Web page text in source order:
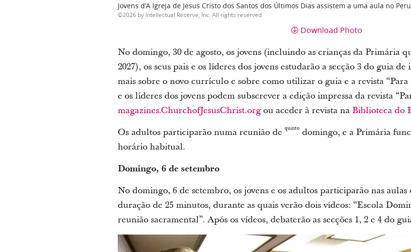
Jovens d’A Igreja de Jesus Cristo dos Santos dos Últimos Dias assistem a uma aula no
2026 by Intellectual Reserve, Inc. All rights reserved.
Download Photo
No domingo, 30 de agosto, os jovens (incluindo as crianças da Primária
2027), os seus pais e os líderes dos jovens estudarão a secção 3 do guia
mais sobre o novo currículo e sobre como utilizar o guia e a revista “Para
e os líderes dos jovens podem subscrever a edição impressa da revista
magazines.ChurchofJesusChrist.orgou aceder à revista na Biblioteca do
Os adultos participarão numa reunião de quintodomingo, e a Primária
horário habitual.
Domingo, 6 de setembro
No domingo, 6 de setembro, os jovens e os adultos participarão nas
duração de 25 minutos, durante as quais verão dois vídeos: “Escola
reunião sacramental”. Após os vídeos, debaterão as secções 1, 2 e 4 do